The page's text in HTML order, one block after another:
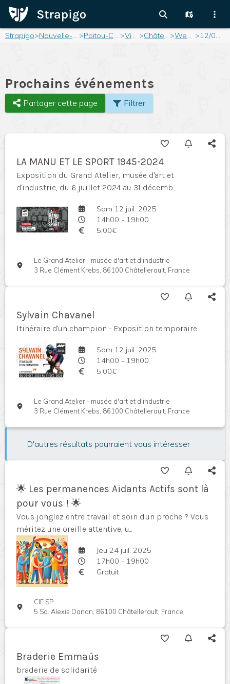
Strapigo> Nouvelle-Aquitaine > Poitou-Charentes > Vienne > Châtellerault > Weekend > 12/07/2025
Prochains événements
Partager cette page Filtrer
LA MANU ET LE SPORT 1945-2024
Exposition du Grand Atelier, musée d'art et
d'industrie, du 6 juillet 2024 au 31 décemb...
Sam 12 juil. 2025
14h00 - 19h00
5,00€
Le Grand Atelier - musée d'art et d'industrie
3 Rue Clément Krebs, 86100 Châtellerault, France
Sylvain Chavanel
Itinéraire d'un champion - Exposition temporaire
Sam 12 juil. 2025
14h00 - 19h00
5,00€
Le Grand Atelier - musée d'art et d'industrie
3 Rue Clément Krebs, 86100 Châtellerault, France
D'autres résultats pourraient vous intéresser
🌟 Les permanences Aidants Actifs sont là
pour vous ! 🌟
Vous jonglez entre travail et soin d'un proche ? Vous
méritez une oreille attentive, u...
Jeu 24 juil. 2025
17h00 - 19h00
Gratuit
CIF SP
5 Sq. Alexis Danan, 86100 Châtellerault, France
Braderie Emmaüs
braderie de solidarité